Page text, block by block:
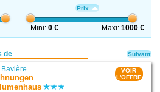
Prix
Mini:0 € Maxi: 1000 €
de
Bavière
VOIR
L'OFFRE
Suivant